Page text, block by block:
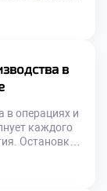
Грамотная
с
низкой
в
в операциях и
каждого
Остановки
доверие